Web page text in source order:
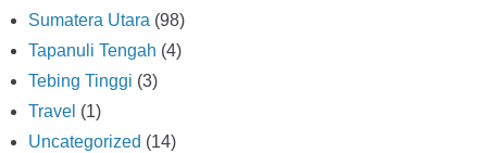
Sumatera Utara (98)
Tapanuli Tengah (4)
Tebing Tinggi (3)
Travel (1)
Uncategorized (14)